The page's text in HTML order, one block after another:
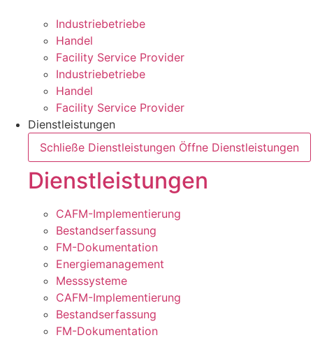
Industriebetriebe
Handel
Facility Service Provider
Industriebetriebe
Handel
Facility Service Provider
Dienstleistungen
Schließe Dienstleistungen Öffne Dienstleistungen
Dienstleistungen
CAFM-Implementierung
Bestandserfassung
FM-Dokumentation
Energiemanagement
Messsysteme
CAFM-Implementierung
Bestandserfassung
FM-Dokumentation